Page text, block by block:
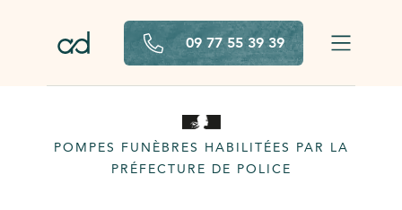
09 77 55 39 39
POMPES FUNÈBRES HABILITÉES PAR LA
PRÉFECTURE DE POLICE